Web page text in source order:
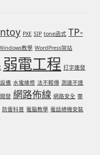
PXE SIP tone函式 TP-
教學 WordPress架站
弱電工程 打字連發
備 水電維修 法不輕傳 測速不達
發 網路佈線 網路安全 華
防雷科普 電腦教學 電話總機安裝